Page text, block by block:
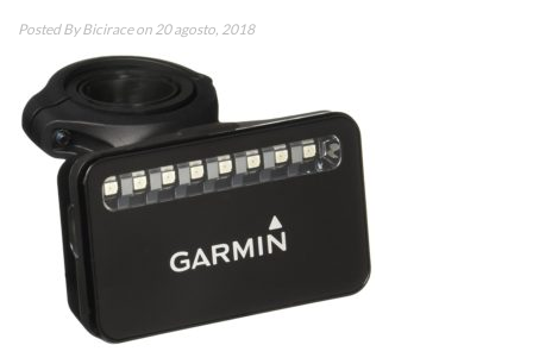
Posted ByBiciraceon 20 agosto, 2018